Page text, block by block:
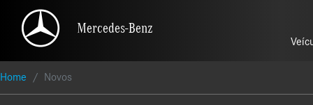
Mercedes-Benz
Home Novos
Mercedes-Benz